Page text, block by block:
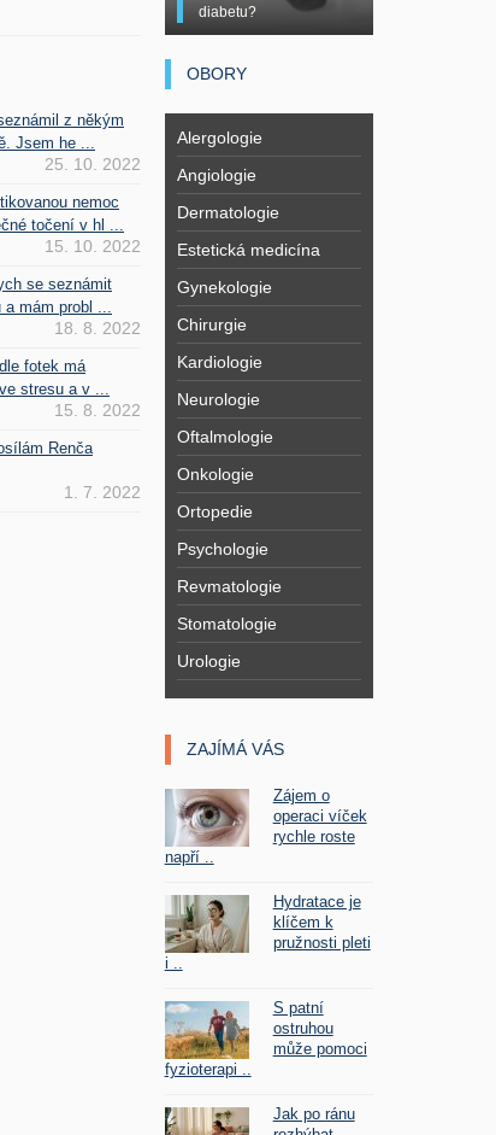
z někým
Jsem he ...
25. 10. 2022
nemoc
točení v hl ...
15. 10. 2022
se seznámit
mám probl ...
18. 8. 2022
fotek má
stresu a v ...
15. 8. 2022
Renča
1. 7. 2022
diabetu?
OBORY
Alergologie
Angiologie
Dermatologie
Estetická medicína
Gynekologie
Chirurgie
Kardiologie
Neurologie
Oftalmologie
Onkologie
Ortopedie
Psychologie
Revmatologie
Stomatologie
Urologie
ZAJÍMÁ VÁS
Zájem o
operaci víček
rychle roste
napří ..
Hydratace je
klíčem k
pružnosti pleti
i ..
S patní
ostruhou
může pomoci
fyzioterapi ..
Jak po ránu